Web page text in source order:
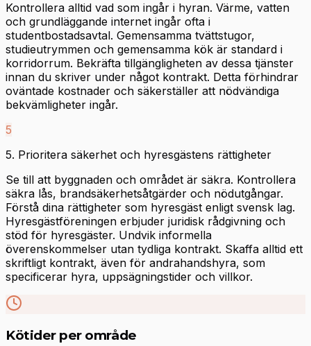
Kontrollera alltid vad som ingår i hyran. Värme, vatten
och grundläggande internet ingår ofta i
studentbostadsavtal. Gemensamma tvättstugor,
studieutrymmen och gemensamma kök är standard i
korridorrum. Bekräfta tillgängligheten av dessa tjänster
innan du skriver under något kontrakt. Detta förhindrar
oväntade kostnader och säkerställer att nödvändiga
bekvämligheter ingår.
5
5. Prioritera säkerhet och hyresgästens rättigheter
Se till att byggnaden och området är säkra. Kontrollera
säkra lås, brandsäkerhetsåtgärder och nödutgångar.
Förstå dina rättigheter som hyresgäst enligt svensk lag.
Hyresgästföreningen erbjuder juridisk rådgivning och
stöd för hyresgäster. Undvik informella
överenskommelser utan tydliga kontrakt. Skaffa alltid ett
skriftligt kontrakt, även för andrahandshyra, som
specificerar hyra, uppsägningstider och villkor.
Kötider per område